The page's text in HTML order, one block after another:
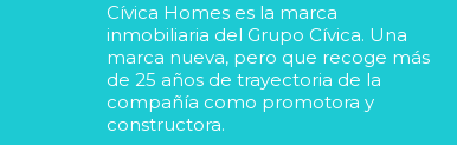
Cívica Homes es la marca
inmobiliaria del Grupo Cívica. Una
marca nueva, pero que recoge más
de 25 años de trayectoria de la
compañía como promotora y
constructora.